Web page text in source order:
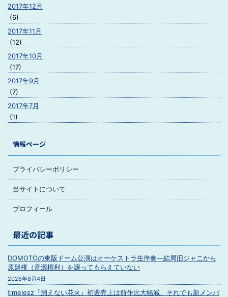
2017年12月
(6)
2017年11月
(12)
2017年10月
(17)
2017年9月
(7)
2017年7月
(1)
情報ページ
プライバシーポリシー
当サイトについて
プロフィール
最近の記事
DOMOTOの東阪ドーム公演はオーケストラ生伴奏―結局旧ジャニから
原盤権（音源権利）を譲ってもらえていない
2026年8月4日
timelesz『消えない花火』初週売上は前作比大幅減、それでも新メンバ